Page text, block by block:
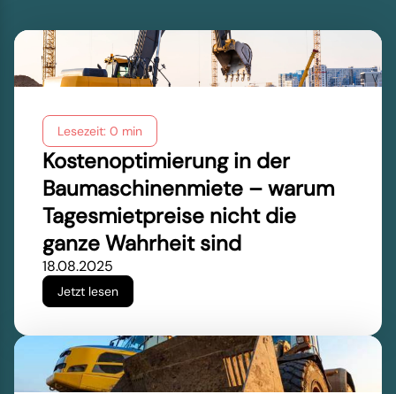
Lesezeit: 0 min
Kostenoptimierung in der
Baumaschinenmiete – warum
Tagesmietpreise nicht die
ganze Wahrheit sind
18.08.2025
Jetzt lesen